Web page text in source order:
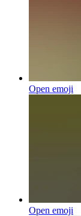
Open emoji
Open emoji